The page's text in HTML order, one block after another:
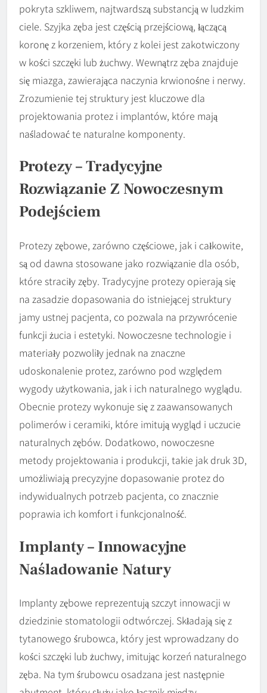
pokryta szkliwem, najtwardszą substancją w ludzkim
ciele. Szyjka zęba jest częścią przejściową, łączącą
koronę z korzeniem, który z kolei jest zakotwiczony
w kości szczęki lub żuchwy. Wewnątrz zęba znajduje
się miazga, zawierająca naczynia krwionośne i nerwy.
Zrozumienie tej struktury jest kluczowe dla
projektowania protez i implantów, które mają
naśladować te naturalne komponenty.
Protezy – Tradycyjne
Rozwiązanie Z Nowoczesnym
Podejściem
Protezy zębowe, zarówno częściowe, jak i całkowite,
są od dawna stosowane jako rozwiązanie dla osób,
które straciły zęby. Tradycyjne protezy opierają się
na zasadzie dopasowania do istniejącej struktury
jamy ustnej pacjenta, co pozwala na przywrócenie
funkcji żucia i estetyki. Nowoczesne technologie i
materiały pozwoliły jednak na znaczne
udoskonalenie protez, zarówno pod względem
wygody użytkowania, jak i ich naturalnego wyglądu.
Obecnie protezy wykonuje się z zaawansowanych
polimerów i ceramiki, które imitują wygląd i uczucie
naturalnych zębów. Dodatkowo, nowoczesne
metody projektowania i produkcji, takie jak druk 3D,
umożliwiają precyzyjne dopasowanie protez do
indywidualnych potrzeb pacjenta, co znacznie
poprawia ich komfort i funkcjonalność.
Implanty – Innowacyjne
Naśladowanie Natury
Implanty zębowe reprezentują szczyt innowacji w
dziedzinie stomatologii odtwórczej. Składają się z
tytanowego śrubowca, który jest wprowadzany do
kości szczęki lub żuchwy, imitując korzeń naturalnego
zęba. Na tym śrubowcu osadzana jest następnie